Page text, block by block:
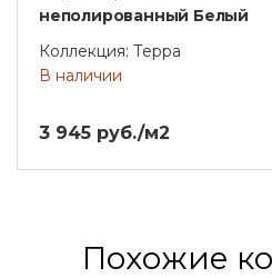
неполированный Белый
Коллекция: Терра
В наличии
3 945 руб./м2
Похожие